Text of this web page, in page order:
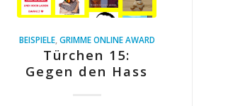
BEISPIELE, GRIMME ONLINE AWARD
Türchen 15:
Gegen den Hass